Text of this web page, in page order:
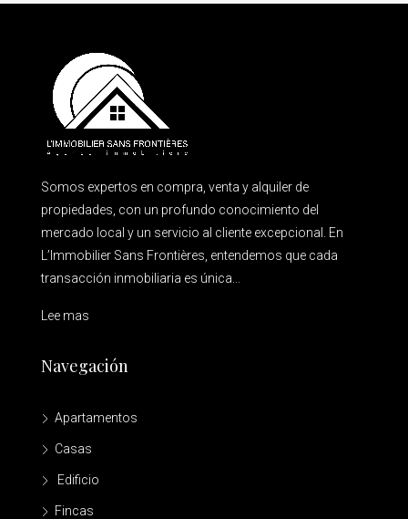
Somos expertos en compra, venta y alquiler de
propiedades, con un profundo conocimiento del
mercado local y un servicio al cliente excepcional. En
L’Immobilier Sans Frontières, entendemos que cada
transacción inmobiliaria es única...
Lee mas
Navegación
Apartamentos
Casas
Edificio
Fincas